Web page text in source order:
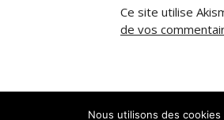
Ce site utilise
de vos
Mentions légales
Nous utilisons des